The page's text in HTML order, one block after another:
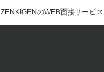
ZENKIGENのWEB面接サービ